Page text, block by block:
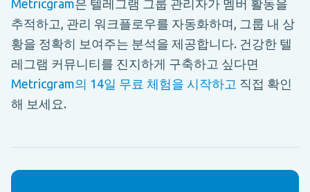
Metricgram은 텔레그램 그룹 관리자가 멤버 활동을
추적하고, 관리 워크플로우를 자동화하며, 그룹 내 상
황을 정확히 보여주는 분석을 제공합니다. 건강한 텔
레그램 커뮤니티를 진지하게 구축하고 싶다면
Metricgram의 14일 무료 체험을 시작하고 직접 확인
해 보세요.